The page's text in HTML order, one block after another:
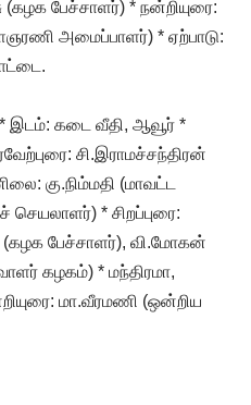
(கழக பேச்சாளர்) * நன்றியுரை:
அமைப்பாளர்) * ஏற்பாடு:
கடை வீதி, ஆவூர் *
சி.இராமச்சந்திரன்
கு.நிம்மதி (மாவட்ட
செயலாளர்) * சிறப்புரை:
பேச்சாளர்), வி.மோகன்
கழகம்) * மந்திரமா,
மா.வீரமணி (ஒன்றிய